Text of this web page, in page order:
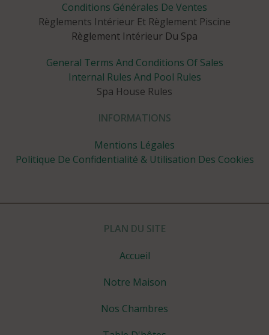
Conditions Générales De Ventes
Règlements Intérieur Et Règlement Piscine
Règlement Intérieur Du Spa
General Terms And Conditions Of Sales
Internal Rules And Pool Rules
Spa House Rules
INFORMATIONS
Mentions Légales
Politique De Confidentialité & Utilisation Des Cookies
PLAN DU SITE
Accueil
Notre Maison
Nos Chambres